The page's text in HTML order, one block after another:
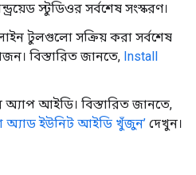
স্টুডিওর সর্বশেষ সংস্করণ।
টুলগুলো সক্রিয় করা সর্বশেষ
বিস্তারিত জানতে, Install
অ্যাপ আইডি। বিস্তারিত জানতে,
অ্যাড ইউনিট আইডি খুঁজুন’ দেখুন।